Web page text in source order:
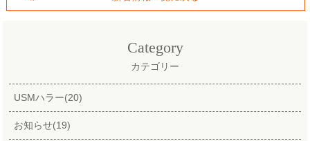
Category
カテゴリー
USMハラー(20)
お知らせ(19)